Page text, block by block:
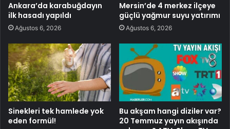
Ankara’da karabuğdayın
ilk hasadı yapıldı
Ağustos 6, 2026
Mersin’de 4 merkez ilçeye
güçlü yağmur suyu yatırımı
Ağustos 6, 2026
Sinekleri tek hamlede yok
eden formül!
Bu akşam hangi diziler var?
20 Temmuz yayın akışında